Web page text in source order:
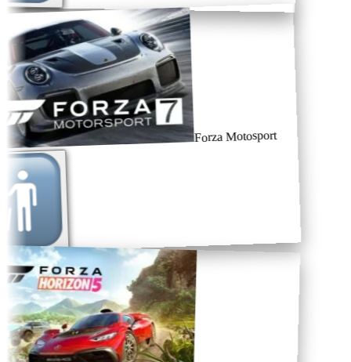
Forza Motosport